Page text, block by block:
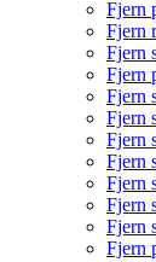
Fjern
Fjern
Fjern
Fjern
Fjern
Fjern
Fjern
Fjern
Fjern
Fjern
Fjern
Fjern